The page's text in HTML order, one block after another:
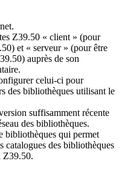
Z39.50 « client » (pour
et « serveur » (pour être
auprès de son
celui-ci pour
des bibliothèques utilisant le
suffisamment récente
des bibliothèques.
bibliothèques qui permet
catalogues des bibliothèques
Z39.50.